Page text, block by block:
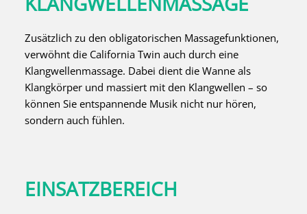
Zusätzlich zu den obligatorischen Massagefunktionen,
verwöhnt die California Twin auch durch eine
Klangwellenmassage. Dabei dient die Wanne als
Klangkörper und massiert mit den Klangwellen – so
können Sie entspannende Musik nicht nur hören,
sondern auch fühlen.
EINSATZBEREICH